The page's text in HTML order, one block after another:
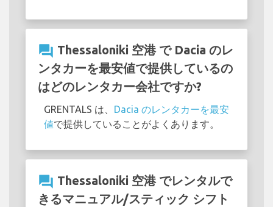
question_answer Thessaloniki 空港 で Dacia のレ
ンタカーを最安値で提供しているの
はどのレンタカー会社ですか?
GRENTALS は、 Dacia のレンタカーを最安
値で提供していることがよくあります。
question_answer Thessaloniki 空港 でレンタルで
きるマニュアル/スティック シフト